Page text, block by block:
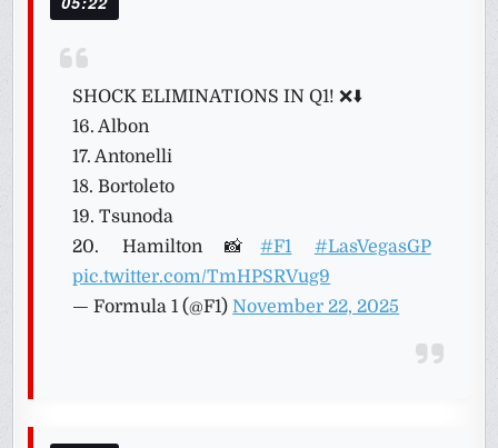
SHOCK ELIMINATIONS IN Q1! ❌⬇️
16. Albon
17. Antonelli
18. Bortoleto
19. Tsunoda
20. Hamilton 📸#F1
#LasVegasGP
pic.twitter.com/TmHPSRVug9
— Formula 1 (@F1)November 22, 2025